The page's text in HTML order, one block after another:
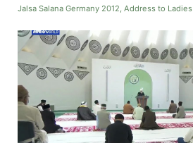
Jalsa Salana Germany 2012, Address to Ladies